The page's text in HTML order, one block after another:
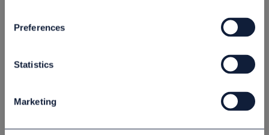
Preferences
Statistics
Marketing
Endast för företagskunder